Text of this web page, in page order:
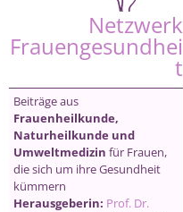
Netzwerk
Frauengesundhei
t
Beiträge aus
Frauenheilkunde,
Naturheilkunde und
Umweltmedizin für Frauen,
die sich um ihre Gesundheit
kümmern
Herausgeberin: Prof. Dr.